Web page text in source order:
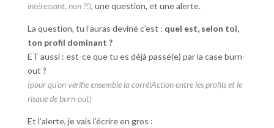
intéressant, non ?!), une question, et une alerte.
La question, tu l’auras deviné c’est : quel est, selon toi,
ton profil dominant ?
ET aussi : est-ce que tu es déjà passé(e) par la case burn-
out ?
(pour qu’on vérifie ensemble la corrélAction entre les profils et le
risque de burn-out)
Et l’alerte, je vais l’écrire en gros :